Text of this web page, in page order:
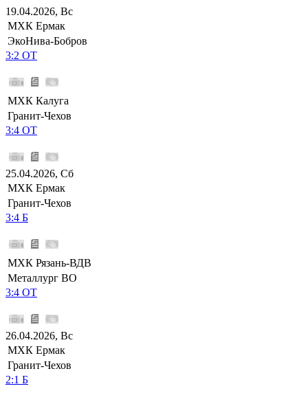
19.04.2026, Вс
МХК Ермак
ЭкоНива-Бобров
3:2 ОТ
МХК Калуга
Гранит-Чехов
3:4 ОТ
25.04.2026, Сб
МХК Ермак
Гранит-Чехов
3:4 Б
МХК Рязань-ВДВ
Металлург ВО
3:4 ОТ
26.04.2026, Вс
МХК Ермак
Гранит-Чехов
2:1 Б